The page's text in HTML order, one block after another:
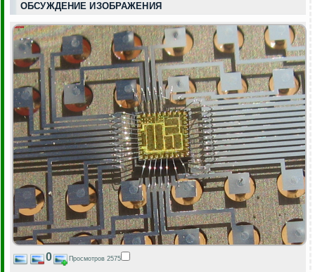
ОБСУЖДЕНИЕ ИЗОБРАЖЕНИЯ
0 Просмотров 2575